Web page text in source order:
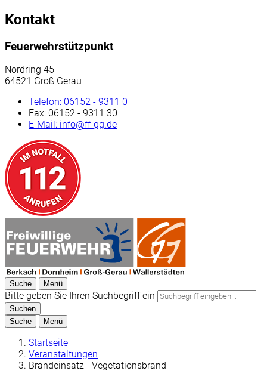
Kontakt
Feuerwehrstützpunkt
Nordring 45
64521 Groß Gerau
Telefon: 06152 - 9311 0
Fax: 06152 - 9311 30
E-Mail: info@ff-gg.de
Suche Menü
Bitte geben Sie Ihren Suchbegriff ein
Suchen
Suche
Menü
Startseite
Veranstaltungen
Brandeinsatz - Vegetationsbrand